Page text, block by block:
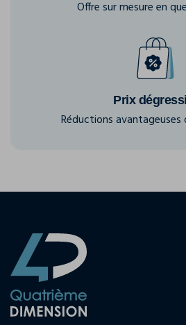
Offre sur mesure en
Prix
Réductions avantageuses